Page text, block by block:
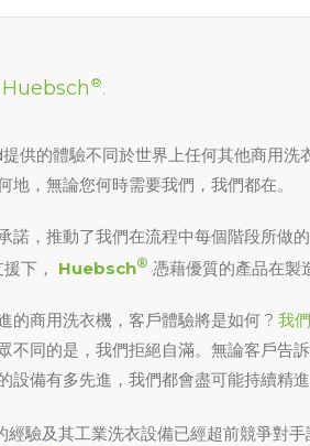
Huebsch ®.
供的體驗不同於世界上任何其他商用洗
地，無論您何時需要我們，我們都在。
諾，推動了我們在流程中每個階段所
下， Huebsch® 憑藉優質的產品在製
的商用洗衣機，客戶體驗將是如何 ? 我
不同的是，我們拒絕自滿。無論客戶告
設備有多先進，我們都會盡可能持續精進
經驗及其工業洗衣設備已經超前競爭對